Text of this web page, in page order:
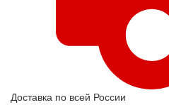
Доставка по всей России